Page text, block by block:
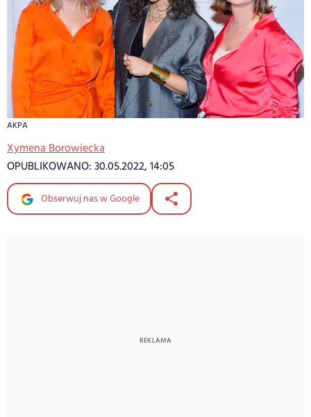
AKPA
Xymena Borowiecka
OPUBLIKOWANO: 30.05.2022, 14:05
Obserwuj nas w Google